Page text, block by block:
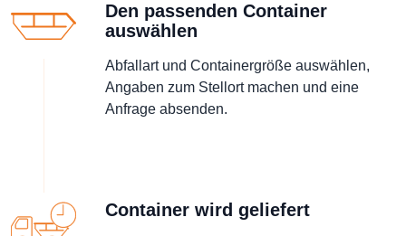
Den passenden Container
auswählen
Abfallart und Containergröße auswählen,
Angaben zum Stellort machen und eine
Anfrage absenden.
Container wird geliefert